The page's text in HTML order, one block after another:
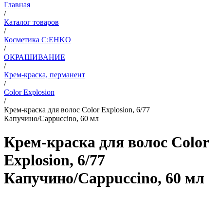
Главная
/
Каталог товаров
/
Косметика C:EHKO
/
ОКРАШИВАНИЕ
/
Крем-краска, перманент
/
Color Explosion
/
Крем-краска для волос Color Explosion, 6/77
Капучино/Cappuccino, 60 мл
Крем-краска для волос Color
Explosion, 6/77
Капучино/Cappuccino, 60 мл